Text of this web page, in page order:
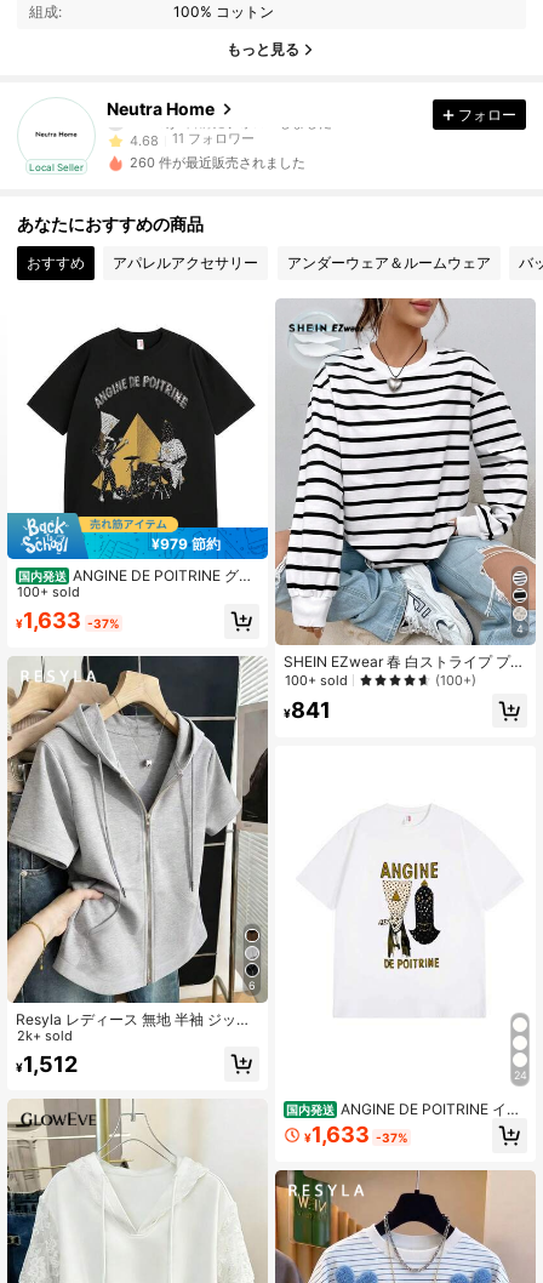
組成: 100% コットン
もっと見る
Local Seller
Neutra Home
11 フォロワー
11 フォロワー
4.68 11 フォロワー
11 フォロワー
4.68
フォロー
260 件が最近販売されました
あなたにおすすめの商品
おすすめ アパレルアクセサリー アンダーウェア＆ルームウェア バ
¥979 節約
国内発送 ANGINE DE POITRINE グラ
フィックプリント クルーネックTシ
ャツ - カジュアル ショートスブ コッ
トンTシャツ、ストトスタイル バン
春夏 ゆったり オーバーサイズ トッ
プス、ギフトやストトコーデに最適
100+ sold
¥1,633 -37%
6
Resyla レディース 無地 半袖 ジップ
アップ ドローストリング スウェット
シャツ
2k+ sold
¥1,512
4
SHEIN EZwear 春 白ストライプ プリ
ント ドロップショルダー スウェット
師の服装、秋冬の新学期
100+ sold (100+)
¥841
24
国内発送 ANGINE DE POITRINE イラ
ストTシャツ - 短袖クルーネックコッ
トンTシャツ、ユニークなデザイン、
コーデに最適なファッションアイテ
ム
¥1,633 -37%